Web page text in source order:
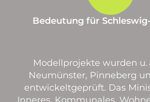
Bedeutung für
Modellprojekte wurden u.
Neumünster, Pinneberg
entwickeltgeprüft. Das